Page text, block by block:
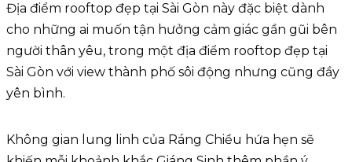
Địa điểm rooftop đẹp tại Sài Gòn này đặc biệt dành
cho những ai muốn tận hưởng cảm giác gần gũi bên
người thân yêu, trong một địa điểm rooftop đẹp tại
Sài Gòn với view thành phố sôi động nhưng cũng đầy
yên bình.
Không gian lung linh của Ráng Chiều hứa hẹn sẽ